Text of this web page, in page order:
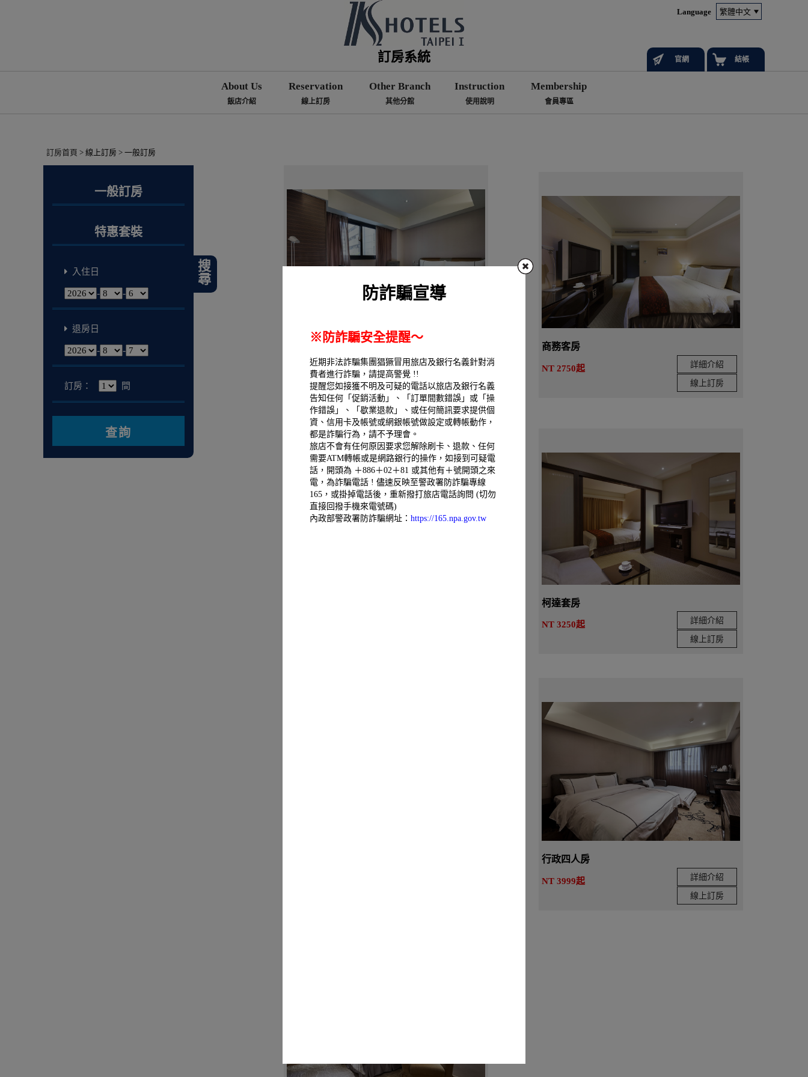
Language
訂房系統
About Us
飯店介紹
Reservation
線上訂房
Other Branch
其他分館
Instruction
使用說明
Membership
會員專區
官網 結帳
訂房首頁 > 線上訂房 > 一般訂房
一般訂房
特惠套裝
搜尋
入住日
- -
退房日
- -
訂房： 間
標準客房
詳細介紹
NT 2550起
線上訂房
商務客房
詳細介紹
NT 2750起
線上訂房
柯達套房
詳細介紹
NT 3250起
線上訂房
行政四人房
詳細介紹
NT 3999起
線上訂房
防詐騙宣導
※防詐騙安全提醒～
近期非法詐騙集團猖獗冒用旅店及銀行名義針對消
費者進行詐騙，請提高警覺 !!
提醒您如接獲不明及可疑的電話以旅店及銀行名義
告知任何「促銷活動」、「訂單間數錯誤」或「操
作錯誤」、「歇業退款」、或任何簡訊要求提供個
資、信用卡及帳號或網銀帳號做設定或轉帳動作，
都是詐騙行為，請不予理會。
旅店不會有任何原因要求您解除刷卡、退款、任何
需要ATM轉帳或是網路銀行的操作，如接到可疑電
話，開頭為 ＋886＋02＋81 或其他有＋號開頭之來
電，為詐騙電話 ! 儘速反映至警政署防詐騙專線
165，或掛掉電話後，重新撥打旅店電話詢問 (切勿
直接回撥手機來電號碼)
內政部警政署防詐騙網址： https://165.npa.gov.tw